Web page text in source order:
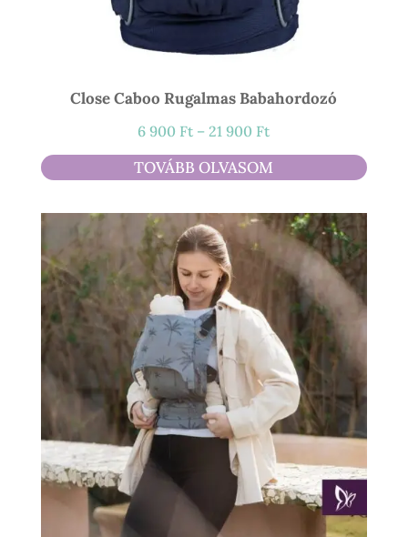
Close Caboo Rugalmas Babahordozó
6 900 Ft – 21 900 FtÁrtartomány:
6
900 Ft
21
900 Ft
TOVÁBB OLVASOM